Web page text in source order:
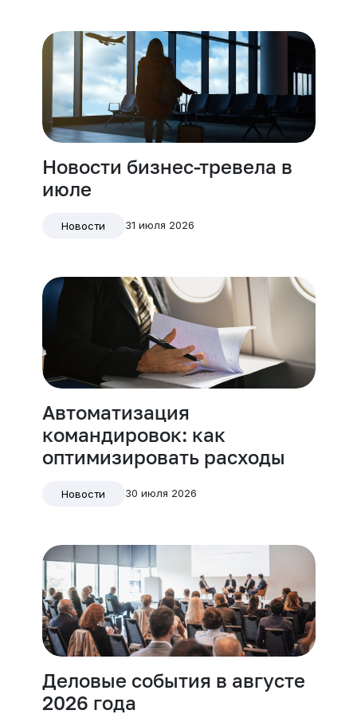
Новости бизнес-тревела в
июле
Новости 31 июля 2026
Автоматизация
командировок: как
оптимизировать расходы
Новости 30 июля 2026
Деловые события в августе
2026 года